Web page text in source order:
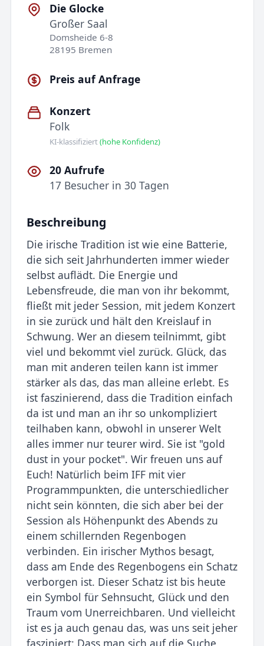
Die Glocke
Großer Saal
Domsheide 6-8
28195 Bremen
Preis auf Anfrage
Konzert
Folk
KI-klassifiziert(hohe Konfidenz)
20 Aufrufe
17 Besucher in 30 Tagen
Beschreibung
Die irische Tradition ist wie eine Batterie,
die sich seit Jahrhunderten immer wieder
selbst auflädt. Die Energie und
Lebensfreude, die man von ihr bekommt,
fließt mit jeder Session, mit jedem Konzert
in sie zurück und hält den Kreislauf in
Schwung. Wer an diesem teilnimmt, gibt
viel und bekommt viel zurück. Glück, das
man mit anderen teilen kann ist immer
stärker als das, das man alleine erlebt. Es
ist faszinierend, dass die Tradition einfach
da ist und man an ihr so unkompliziert
teilhaben kann, obwohl in unserer Welt
alles immer nur teurer wird. Sie ist "gold
dust in your pocket". Wir freuen uns auf
Euch! Natürlich beim IFF mit vier
Programmpunkten, die unterschiedlicher
nicht sein könnten, die sich aber bei der
Session als Höhenpunkt des Abends zu
einem schillernden Regenbogen
verbinden. Ein irischer Mythos besagt,
dass am Ende des Regenbogens ein Schatz
verborgen ist. Dieser Schatz ist bis heute
ein Symbol für Sehnsucht, Glück und den
Traum vom Unerreichbaren. Und vielleicht
ist es ja auch genau das, was uns seit jeher
fasziniert: Dass man sich auf die Suche